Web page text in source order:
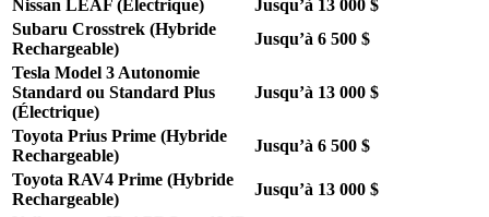
Nissan LEAF (Électrique)
Jusqu’à 13 000 $
Subaru Crosstrek (Hybride
Rechargeable)
Jusqu’à 6 500 $
Tesla Model 3 Autonomie
Standard ou Standard Plus
(Électrique)
Jusqu’à 13 000 $
Toyota Prius Prime (Hybride
Rechargeable)
Jusqu’à 6 500 $
Toyota RAV4 Prime (Hybride
Rechargeable)
Jusqu’à 13 000 $